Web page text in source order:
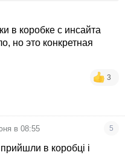
в коробке с инсайта
но это конкретная
3
в 08:55 5
в коробці і